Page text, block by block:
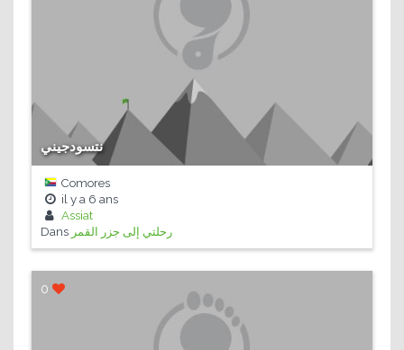
نتسودجيني
Comores
il y a 6 ans
Assiat
Dans رحلتي إلى جزر القمر
0